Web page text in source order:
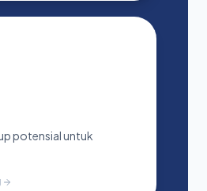
potensial untuk